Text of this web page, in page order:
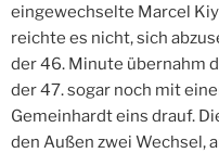
eingewechselte Marcel
reichte es nicht, sich
der 46. Minute übernahm
der 47. sogar noch mit
Gemeinhardt eins drauf.
den Außen zwei Wechsel,